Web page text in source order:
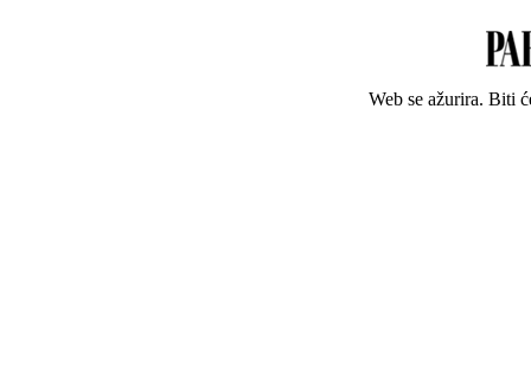
Web se ažurira. Biti